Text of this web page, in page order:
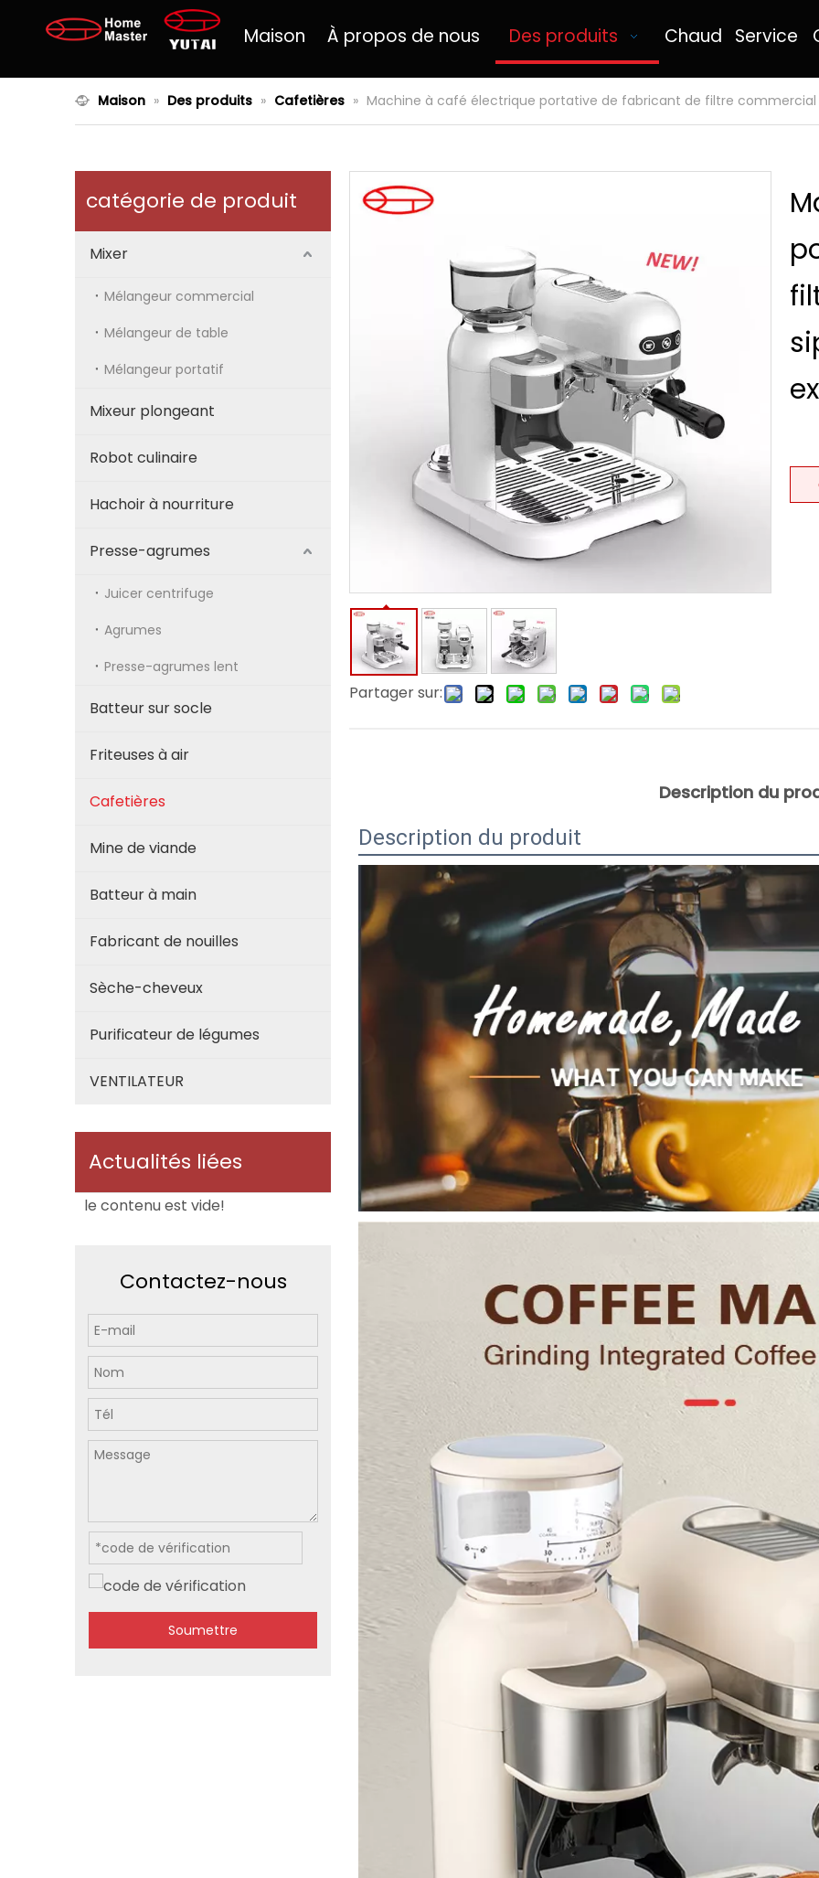
Maison À propos de nous Des produits Chaud Service
Maison » Des produits » Cafetières » Machine à café électrique portative de fabricant de filtre commercial
catégorie de produit
Mixer
Mélangeur commercial
Mélangeur de table
Mélangeur portatif
Mixeur plongeant
Robot culinaire
Hachoir à nourriture
Presse-agrumes
Juicer centrifuge
Agrumes
Presse-agrumes lent
Batteur sur socle
Friteuses à air
Cafetières
Mine de viande
Batteur à main
Fabricant de nouilles
Sèche-cheveux
Purificateur de légumes
VENTILATEUR
Actualités liées
le contenu est vide!
Contactez-nous
Soumettre
Partager sur:
Description du
Description du produit